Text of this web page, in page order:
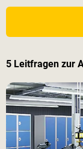
5 Leitfragen zur